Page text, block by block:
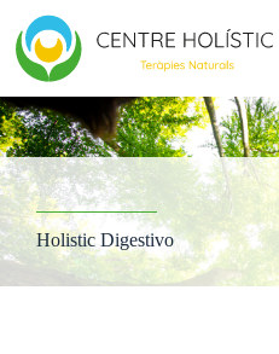
Holistic Digestivo